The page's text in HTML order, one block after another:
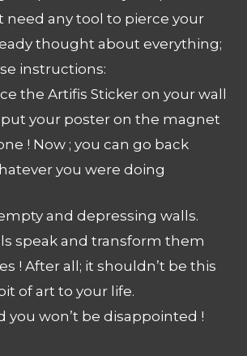
need any tool to pierce your
thought about everything;
instructions:
the Artifis Sticker on your wall
put your poster on the magnet
! Now ; you can go back
you were doing
and depressing walls.
speak and transform them
! After all; it shouldn’t be this
of art to your life.
you won’t be disappointed !